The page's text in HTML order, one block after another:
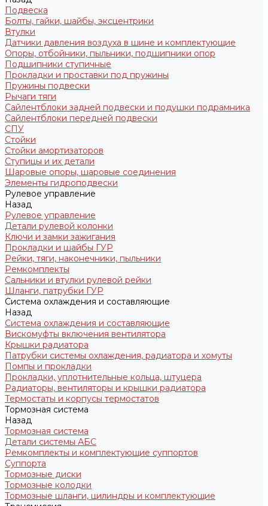
Подвеска
Болты, гайки, шайбы, эксцентрики
Втулки
Датчики давления воздуха в шине и комплектующие
Опоры, отбойники, пыльники, подшипники опор
Подшипники ступичные
Прокладки и проставки под пружины
Пружины подвески
Рычаги тяги
Сайлентблоки задней подвески и подушки подрамника
Сайлентблоки передней подвески
СПУ
Стойки
Стойки амортизаторов
Ступицы и их детали
Шаровые опоры, шаровые соединения
Элементы гидроподвески
Рулевое управление
Назад
Рулевое управление
Детали рулевой колонки
Ключи и замки зажигания
Прокладки и шайбы ГУР
Рейки, тяги, наконечники, пыльники
Ремкомплекты
Сальники и втулки рулевой рейки
Шланги, патрубки ГУР
Система охлаждения и составляющие
Назад
Система охлаждения и составляющие
Вискомуфты включения вентилятора
Крышки радиатора
Патрубки системы охлаждения, радиатора и хомуты
Помпы и прокладки
Прокладки, уплотнительные кольца, штуцера
Радиаторы, вентиляторы и крышки радиатора
Термостаты и корпусы термостатов
Тормозная система
Назад
Тормозная система
Детали системы АБС
Ремкомплекты и комплектующие суппортов
Суппорта
Тормозные диски
Тормозные колодки
Тормозные шланги, цилиндры и комплектующие